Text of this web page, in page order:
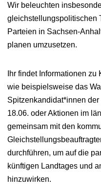
Wir beleuchten
gleichstellungspolitischen
Parteien in Sachsen-
planen umzusetzen.
Ihr findet Informationen
wie beispielsweise das
Spitzenkandidat*innen
18.06. oder Aktionen im
gemeinsam mit den
durchführen, um auf die
künftigen Landtages und
hinzuwirken.